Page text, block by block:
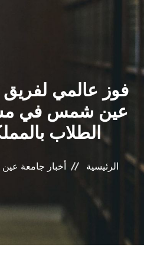
فوز عالمي
عين شمس في
الطلاب
الرئيسية أخبار جامعة